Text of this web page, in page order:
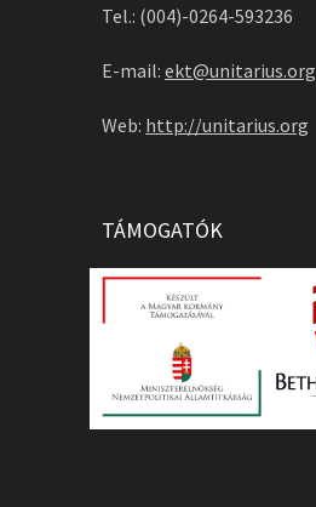
Tel.: (004)-0264-593236
E-mail: ekt@unitarius.org
Web: http://unitarius.org
TÁMOGATÓK